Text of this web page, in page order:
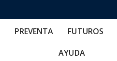
PREVENTA FUTUROS
AYUDA